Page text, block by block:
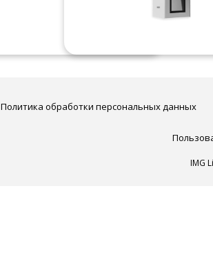
Политика обработки персональных данных
IMG